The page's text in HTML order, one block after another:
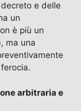
e delle
un
è più un
ma una
arbitraria e